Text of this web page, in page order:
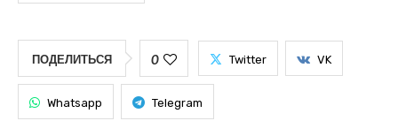
ПОДЕЛИТЬСЯ 0 Twitter VK
Whatsapp Telegram